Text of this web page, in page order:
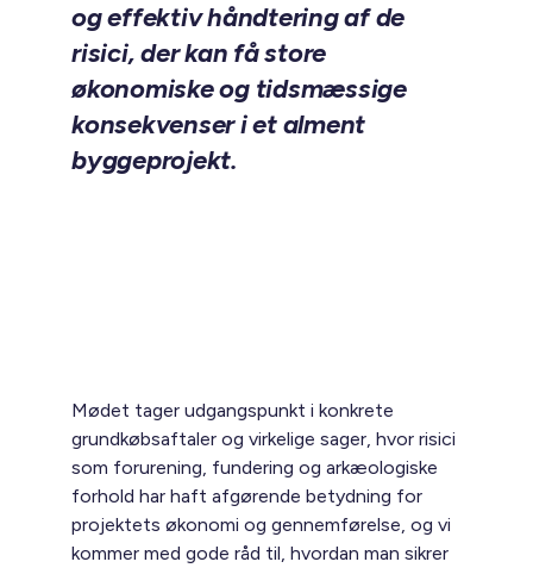
og effektiv håndtering af de
risici, der kan få store
økonomiske og tidsmæssige
konsekvenser i et alment
byggeprojekt.
Mødet tager udgangspunkt i konkrete
grundkøbsaftaler og virkelige sager, hvor risici
som forurening, fundering og arkæologiske
forhold har haft afgørende betydning for
projektets økonomi og gennemførelse, og vi
kommer med gode råd til, hvordan man sikrer